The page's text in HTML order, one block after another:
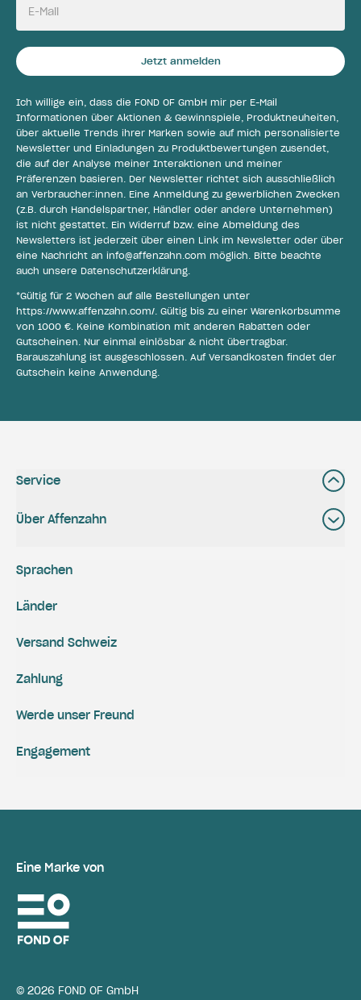
E-Mail
Jetzt anmelden
Ich willige ein, dass die FOND OF GmbH mir per E-Mail
Informationen über Aktionen & Gewinnspiele, Produktneuheiten,
über aktuelle Trends ihrer Marken sowie auf mich personalisierte
Newsletter und Einladungen zu Produktbewertungen zusendet,
die auf der Analyse meiner Interaktionen und meiner
Präferenzen basieren. Der Newsletter richtet sich ausschließlich
an Verbraucher:innen. Eine Anmeldung zu gewerblichen Zwecken
(z.B. durch Handelspartner, Händler oder andere Unternehmen)
ist nicht gestattet. Ein Widerruf bzw. eine Abmeldung des
Newsletters ist jederzeit über einen Link im Newsletter oder über
eine Nachricht an info@affenzahn.com möglich. Bitte beachte
auch unsere Datenschutzerklärung.
*Gültig für 2 Wochen auf alle Bestellungen unter
https://www.affenzahn.com/. Gültig bis zu einer Warenkorbsumme
von 1000 €. Keine Kombination mit anderen Rabatten oder
Gutscheinen. Nur einmal einlösbar & nicht übertragbar.
Barauszahlung ist ausgeschlossen. Auf Versandkosten findet der
Gutschein keine Anwendung.
Service
Über Affenzahn
Versand Schweiz
Zahlung
Engagement
Werde unser Freund
Sprachen
Länder
Eine Marke von
© 2026 FOND OF GmbH